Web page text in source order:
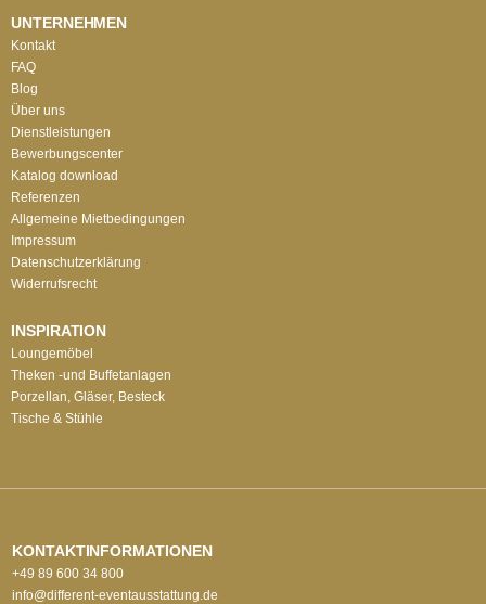
UNTERNEHMEN
Kontakt
FAQ
Blog
Über uns
Dienstleistungen
Bewerbungscenter
Katalog download
Referenzen
Allgemeine Mietbedingungen
Impressum
Datenschutzerklärung
Widerrufsrecht
INSPIRATION
Loungemöbel
Theken -und Buffetanlagen
Porzellan, Gläser, Besteck
Tische & Stühle
KONTAKTINFORMATIONEN
+49 89 600 34 800
info@different-eventausstattung.de